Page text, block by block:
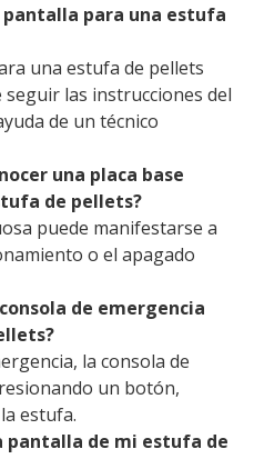
pantalla para una estufa
una estufa de pellets
las instrucciones del
de un técnico
una placa base
de pellets?
puede manifestarse a
o el apagado
de emergencia
la consola de
un botón,
estufa.
pantalla de mi estufa de